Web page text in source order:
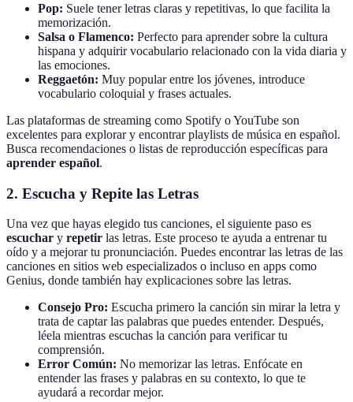
Pop: Suele tener letras claras y repetitivas, lo que facilita la
memorización.
Salsa o Flamenco: Perfecto para aprender sobre la cultura
hispana y adquirir vocabulario relacionado con la vida diaria y
las emociones.
Reggaetón: Muy popular entre los jóvenes, introduce
vocabulario coloquial y frases actuales.
Las plataformas de streaming como Spotify o YouTube son
excelentes para explorar y encontrar playlists de música en español.
Busca recomendaciones o listas de reproducción específicas para
aprender español.
2. Escucha y Repite las Letras
Una vez que hayas elegido tus canciones, el siguiente paso es
escuchar y repetir las letras. Este proceso te ayuda a entrenar tu
oído y a mejorar tu pronunciación. Puedes encontrar las letras de las
canciones en sitios web especializados o incluso en apps como
Genius, donde también hay explicaciones sobre las letras.
Consejo Pro: Escucha primero la canción sin mirar la letra y
trata de captar las palabras que puedes entender. Después,
léela mientras escuchas la canción para verificar tu
comprensión.
Error Común: No memorizar las letras. Enfócate en
entender las frases y palabras en su contexto, lo que te
ayudará a recordar mejor.